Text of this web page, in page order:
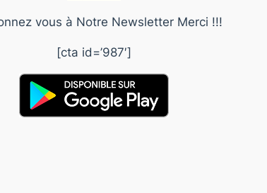
vous à Notre Newsletter Merci !!!
[cta id=’987′]